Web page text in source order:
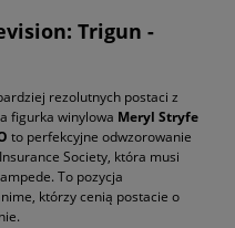
Trigun -
rezolutnych postaci z
figurka winylowa Meryl Stryfe
to perfekcyjne odwzorowanie
Society, która musi
To pozycja
którzy cenią postacie o